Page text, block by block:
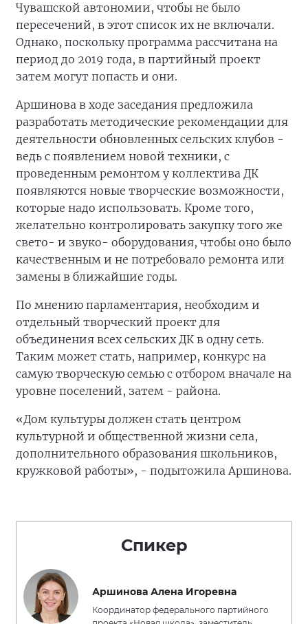
Чувашской автономии, чтобы не было
пересечений, в этот список их не включали.
Однако, поскольку программа рассчитана на
период до 2019 года, в партийный проект
затем могут попасть и они.
Аршинова в ходе заседания предложила
разработать методические рекомендации для
деятельности обновленных сельских клубов -
ведь с появлением новой техники, с
проведенным ремонтом у коллектива ДК
появляются новые творческие возможности,
которые надо использовать. Кроме того,
желательно контролировать закупку того же
свето- и звуко- оборудования, чтобы оно было
качественным и не потребовало ремонта или
замены в ближайшие годы.
По мнению парламентария, необходим и
отдельный творческий проект для
объединения всех сельских ДК в одну сеть.
Таким может стать, например, конкурс на
самую творческую семью с отбором вначале на
уровне поселений, затем - района.
«Дом культуры должен стать центром
культурной и общественной жизни села,
дополнительного образования школьников,
кружковой работы», - подытожила Аршинова.
Спикер
Аршинова Алена Игоревна
Координатор федерального партийного